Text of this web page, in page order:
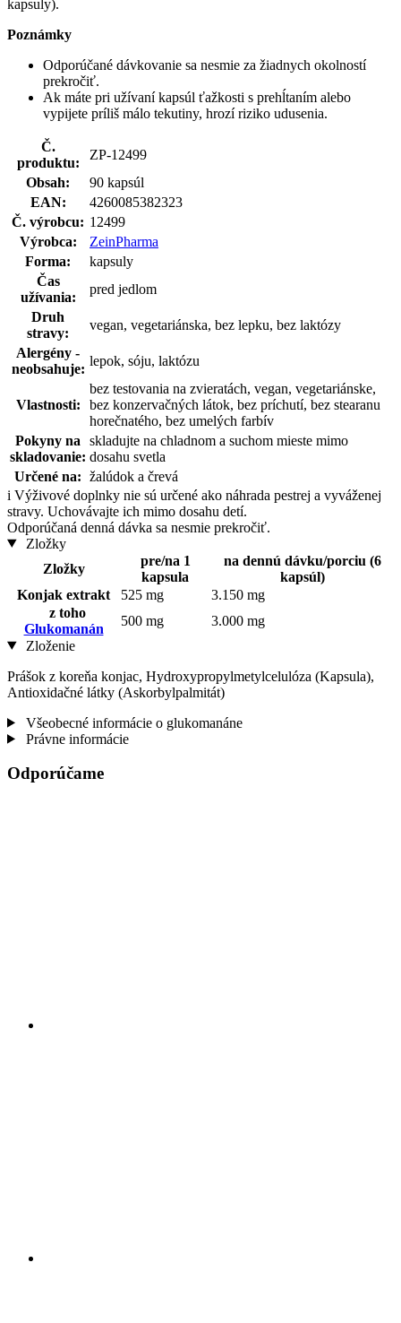
kapsuly).
Poznámky
Odporúčané dávkovanie sa nesmie za žiadnych okolností
prekročiť.
Ak máte pri užívaní kapsúl ťažkosti s prehĺtaním alebo
vypijete príliš málo tekutiny, hrozí riziko udusenia.
Č.
produktu:
ZP-12499
Obsah:
90 kapsúl
EAN:
4260085382323
Č. výrobcu: 12499
Výrobca:
ZeinPharma
Forma:
kapsuly
Čas
užívania:
pred jedlom
Druh
stravy:
vegan, vegetariánska, bez lepku, bez laktózy
Alergény -
neobsahuje:
lepok, sóju, laktózu
Vlastnosti:
bez testovania na zvieratách, vegan, vegetariánske,
bez konzervačných látok, bez príchutí, bez stearanu
horečnatého, bez umelých farbív
Pokyny na
skladovanie:
skladujte na chladnom a suchom mieste mimo
dosahu svetla
Určené na: žalúdok a črevá
i Výživové doplnky nie sú určené ako náhrada pestrej a vyváženej
stravy. Uchovávajte ich mimo dosahu detí.
Odporúčaná denná dávka sa nesmie prekročiť.
Zložky
Zložky
pre/na 1
kapsula
na dennú dávku/porciu (6
kapsúl)
Konjak extrakt
525 mg
3.150 mg
z toho
Glukomanán
500 mg
3.000 mg
Zloženie
Prášok z koreňa konjac, Hydroxypropylmetylcelulóza (Kapsula),
Antioxidačné látky (Askorbylpalmitát)
Všeobecné informácie o glukomanáne
Právne informácie
Odporúčame